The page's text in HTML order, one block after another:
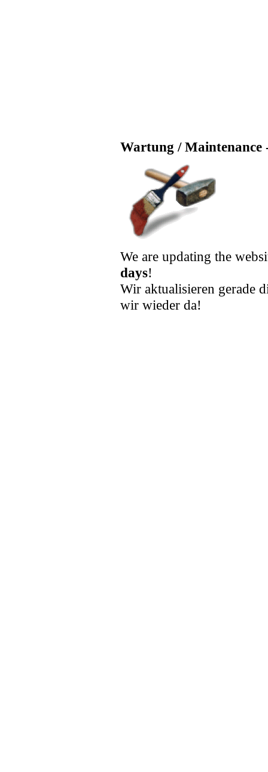
Wartung / Maintenance
We are updating the
days!
Wir aktualisieren gerade
wir wieder da!